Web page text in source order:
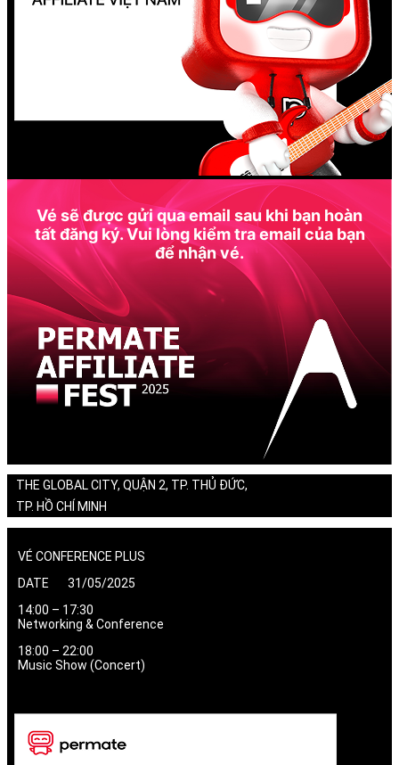
Vé sẽ được gửi qua email sau khi bạn hoàn
tất đăng ký. Vui lòng kiểm tra email của bạn
để nhận vé.
THE GLOBAL CITY, QUẬN 2, TP. THỦ ĐỨC,
TP. HỒ CHÍ MINH
VÉ CONFERENCE PLUS
DATE 31/05/2025
14:00 – 17:30
Networking & Conference
18:00 – 22:00
Music Show (Concert)